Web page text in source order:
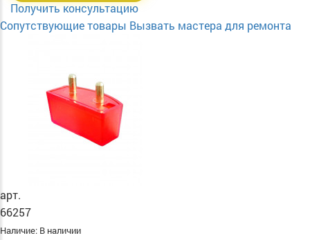
Получить консультацию
Сопутствующие товары Вызвать мастера для ремонта
арт.
66257
Наличие: В наличии